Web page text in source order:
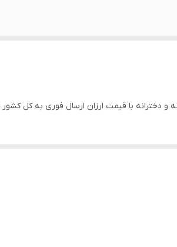
و دخترانه با قیمت ارزان ارسال فوری به کل